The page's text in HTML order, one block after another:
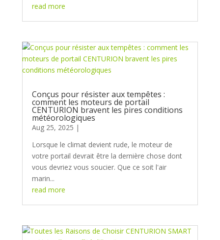
read more
Conçus pour résister aux tempêtes :
comment les moteurs de portail
CENTURION bravent les pires conditions
météorologiques
Aug 25, 2025
Lorsque le climat devient rude, le moteur de
votre portail devrait être la dernière chose dont
vous devriez vous soucier. Que ce soit l'air
marin...
read more